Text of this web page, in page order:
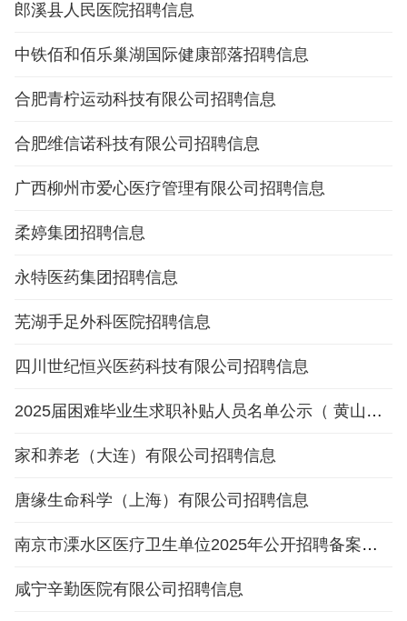
郎溪县人民医院招聘信息
中铁佰和佰乐巢湖国际健康部落招聘信息
合肥青柠运动科技有限公司招聘信息
合肥维信诺科技有限公司招聘信息
广西柳州市爱心医疗管理有限公司招聘信息
柔婷集团招聘信息
永特医药集团招聘信息
芜湖手足外科医院招聘信息
四川世纪恒兴医药科技有限公司招聘信息
2025届困难毕业生求职补贴人员名单公示（ 黄山健康职业学院）4月份
家和养老（大连）有限公司招聘信息
唐缘生命科学（上海）有限公司招聘信息
南京市溧水区医疗卫生单位2025年公开招聘备案制人员岗位信息表
咸宁辛勤医院有限公司招聘信息